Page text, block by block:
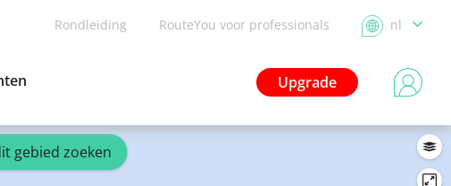
Rondleiding RouteYou voor professionals nl
Upgrade
gebied zoeken